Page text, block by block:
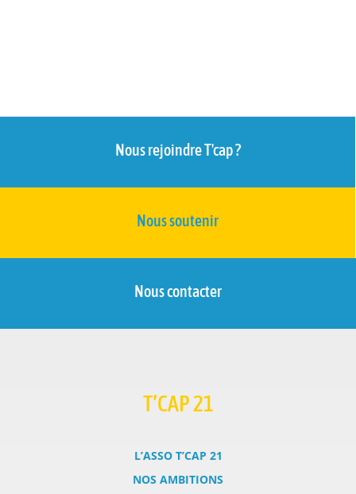
Nous rejoindre T'cap ?
Nous soutenir
Nous contacter
T’CAP 21
L’ASSO T’CAP 21
NOS AMBITIONS